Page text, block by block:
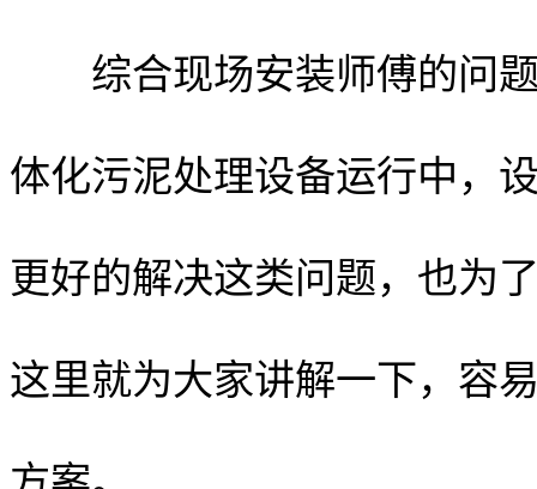
综合现场安装师傅的问题
体化污泥处理设备运行中，
更好的解决这类问题，也为
这里就为大家讲解一下，容